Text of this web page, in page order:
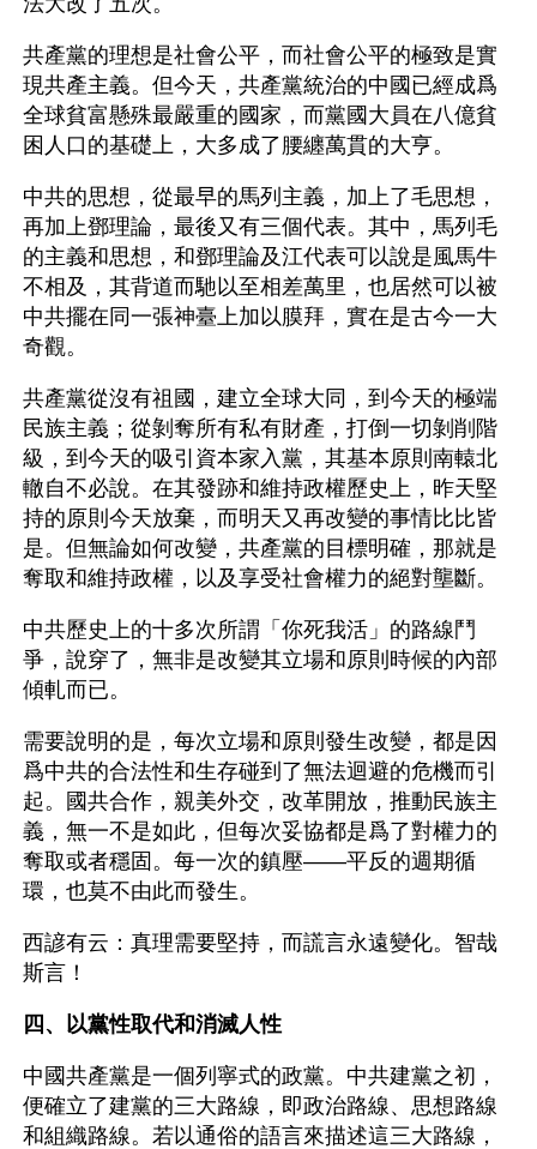
共產黨的理想是社會公平，而社會公平的極致是實
現共產主義。但今天，共產黨統治的中國已經成爲
全球貧富懸殊最嚴重的國家，而黨國大員在八億貧
困人口的基礎上，大多成了腰纏萬貫的大亨。
中共的思想，從最早的馬列主義，加上了毛思想，
再加上鄧理論，最後又有三個代表。其中，馬列毛
的主義和思想，和鄧理論及江代表可以說是風馬牛
不相及，其背道而馳以至相差萬里，也居然可以被
中共擺在同一張神臺上加以膜拜，實在是古今一大
奇觀。
共產黨從沒有祖國，建立全球大同，到今天的極端
民族主義；從剝奪所有私有財產，打倒一切剝削階
級，到今天的吸引資本家入黨，其基本原則南轅北
轍自不必說。在其發跡和維持政權歷史上，昨天堅
持的原則今天放棄，而明天又再改變的事情比比皆
是。但無論如何改變，共產黨的目標明確，那就是
奪取和維持政權，以及享受社會權力的絕對壟斷。
中共歷史上的十多次所謂「你死我活」的路線鬥
爭，說穿了，無非是改變其立場和原則時候的內部
傾軋而已。
需要說明的是，每次立場和原則發生改變，都是因
爲中共的合法性和生存碰到了無法迴避的危機而引
起。國共合作，親美外交，改革開放，推動民族主
義，無一不是如此，但每次妥協都是爲了對權力的
奪取或者穩固。每一次的鎮壓——平反的週期循
環，也莫不由此而發生。
西諺有云：真理需要堅持，而謊言永遠變化。智哉
斯言！
四、以黨性取代和消滅人性
中國共產黨是一個列寧式的政黨。中共建黨之初，
便確立了建黨的三大路線，即政治路線、思想路線
和組織路線。若以通俗的語言來描述這三大路線，